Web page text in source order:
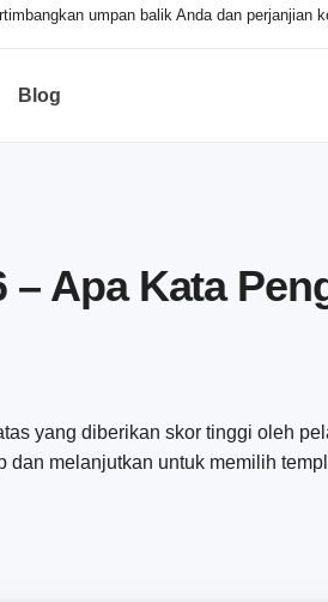
umpan balik Anda dan
Blog
Apa Kata
yang diberikan skor tinggi oleh
melanjutkan untuk memilih